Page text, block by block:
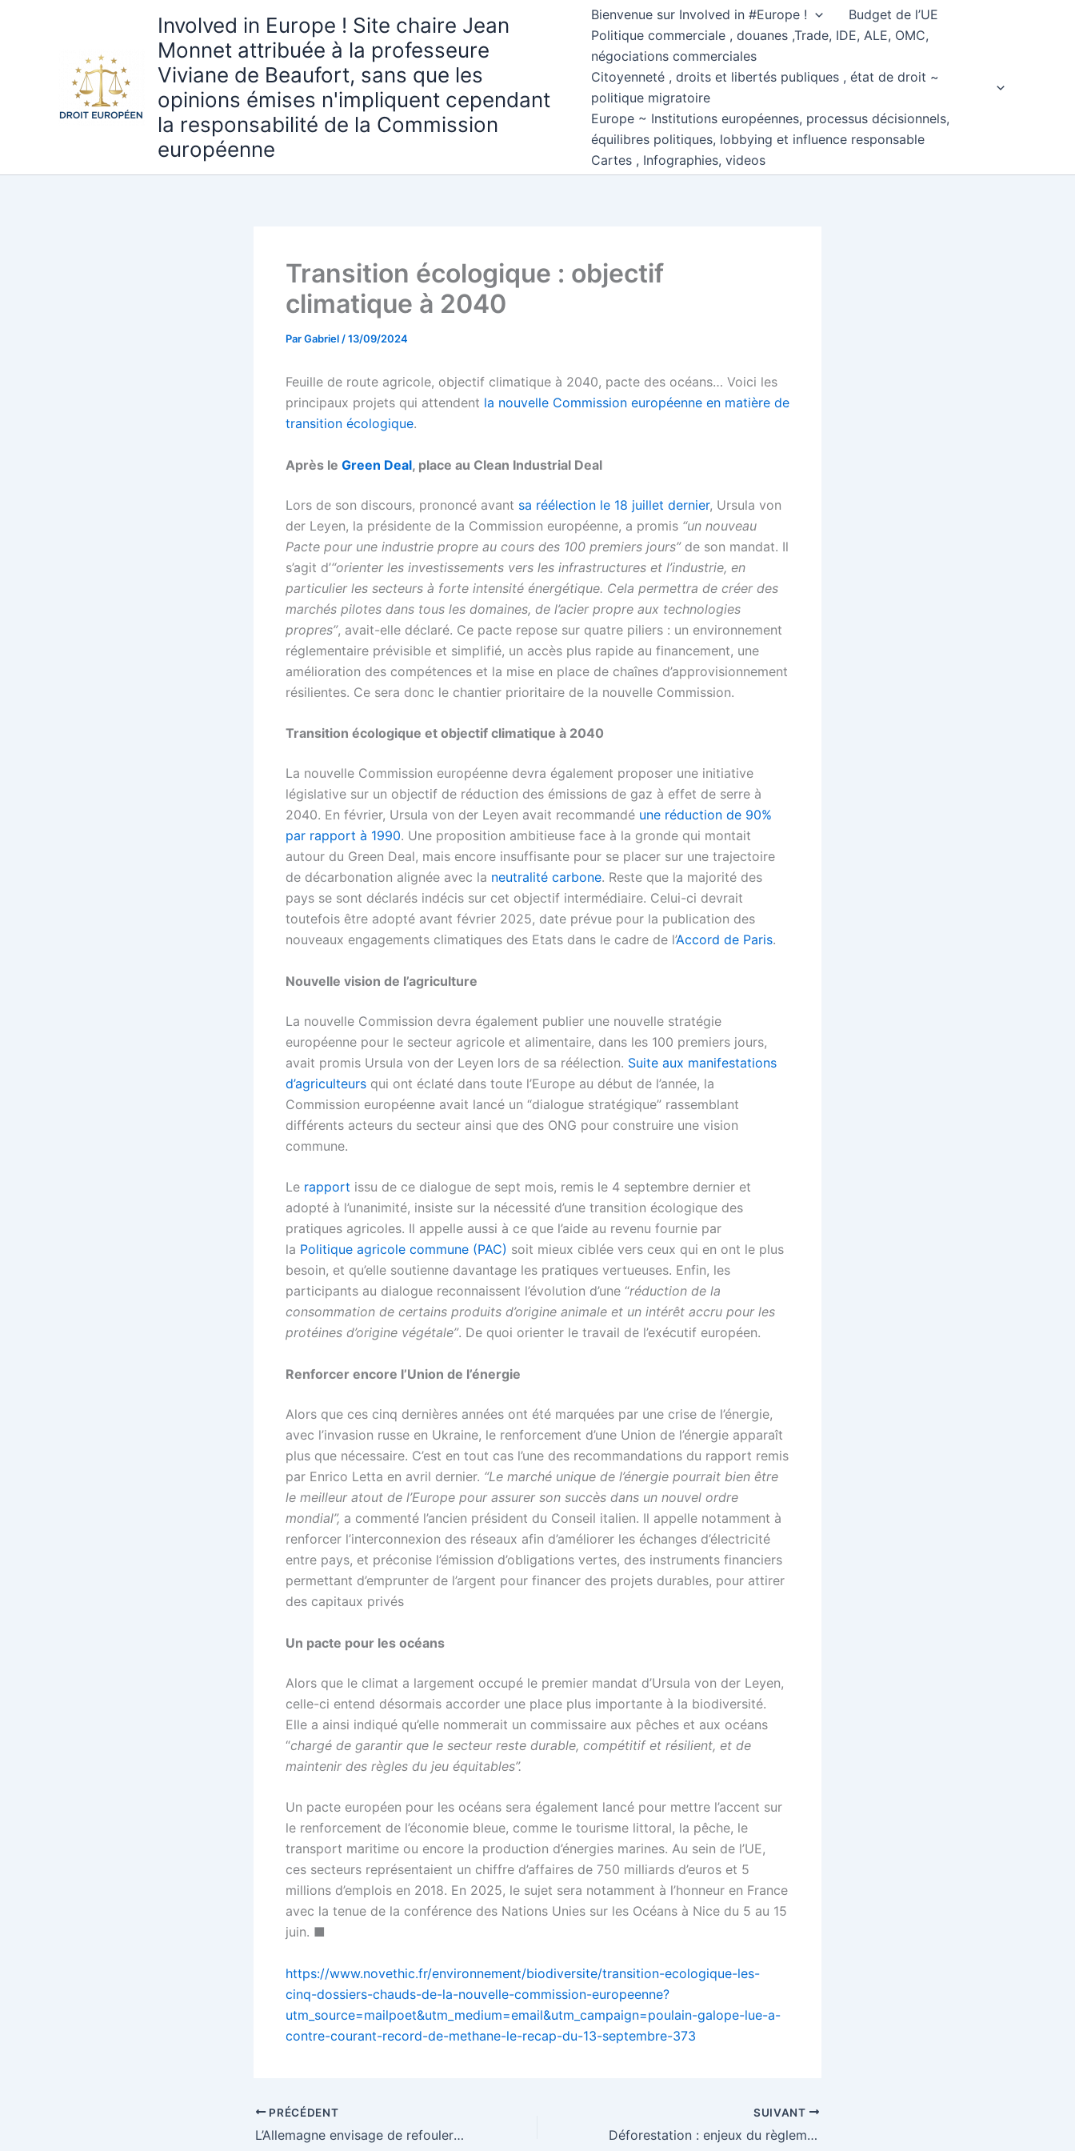
Involved in Europe ! Site chaire Jean
Monnet attribuée à la professeure
Viviane de Beaufort, sans que les
opinions émises n'impliquent cependant
la responsabilité de la Commission
européenne
Bienvenue sur Involved in #Europe !
Budget de l’UE
Politique commerciale , douanes ,Trade, IDE, ALE, OMC,
négociations commerciales
Citoyenneté , droits et libertés publiques , état de droit ~
politique migratoire
Europe ~ Institutions européennes, processus décisionnels,
équilibres politiques, lobbying et influence responsable
Cartes , Infographies, videos
Transition écologique : objectif
climatique à 2040
ParGabriel /13/09/2024
Feuille de route agricole, objectif climatique à 2040, pacte des océans… Voici les
principaux projets qui attendent la nouvelle Commission européenne en matière de
transition écologique.
Après le Green Deal, place au Clean Industrial Deal
Lors de son discours, prononcé avant sa réélection le 18 juillet dernier, Ursula von
der Leyen, la présidente de la Commission européenne, a promis “un nouveau
Pacte pour une industrie propre au cours des 100 premiers jours”de son mandat. Il
s’agit d’“orienter les investissements vers les infrastructures et l’industrie, en
particulier les secteurs à forte intensité énergétique. Cela permettra de créer des
marchés pilotes dans tous les domaines, de l’acier propre aux technologies
propres”, avait-elle déclaré. Ce pacte repose sur quatre piliers : un environnement
réglementaire prévisible et simplifié, un accès plus rapide au financement, une
amélioration des compétences et la mise en place de chaînes d’approvisionnement
résilientes. Ce sera donc le chantier prioritaire de la nouvelle Commission.
Transition écologique et objectif climatique à 2040
La nouvelle Commission européenne devra également proposer une initiative
législative sur un objectif de réduction des émissions de gaz à effet de serre à
2040. En février, Ursula von der Leyen avait recommandé une réduction de 90%
par rapport à 1990. Une proposition ambitieuse face à la gronde qui montait
autour du Green Deal, mais encore insuffisante pour se placer sur une trajectoire
de décarbonation alignée avec la neutralité carbone. Reste que la majorité des
pays se sont déclarés indécis sur cet objectif intermédiaire. Celui-ci devrait
toutefois être adopté avant février 2025, date prévue pour la publication des
nouveaux engagements climatiques des Etats dans le cadre de l’Accord de Paris.
Nouvelle vision de l’agriculture
La nouvelle Commission devra également publier une nouvelle stratégie
européenne pour le secteur agricole et alimentaire, dans les 100 premiers jours,
avait promis Ursula von der Leyen lors de sa réélection. Suite aux manifestations
d’agriculteurs qui ont éclaté dans toute l’Europe au début de l’année, la
Commission européenne avait lancé un “dialogue stratégique” rassemblant
différents acteurs du secteur ainsi que des ONG pour construire une vision
commune.
Le rapport issu de ce dialogue de sept mois, remis le 4 septembre dernier et
adopté à l’unanimité, insiste sur la nécessité d’une transition écologique des
pratiques agricoles. Il appelle aussi à ce que l’aide au revenu fournie par
la Politique agricole commune (PAC) soit mieux ciblée vers ceux qui en ont le plus
besoin, et qu’elle soutienne davantage les pratiques vertueuses. Enfin, les
participants au dialogue reconnaissent l’évolution d’une “réduction de la
consommation de certains produits d’origine animale et un intérêt accru pour les
protéines d’origine végétale”. De quoi orienter le travail de l’exécutif européen.
Renforcer encore l’Union de l’énergie
Alors que ces cinq dernières années ont été marquées par une crise de l’énergie,
avec l’invasion russe en Ukraine, le renforcement d’une Union de l’énergie apparaît
plus que nécessaire. C’est en tout cas l’une des recommandations du rapport remis
par Enrico Letta en avril dernier. “Le marché unique de l’énergie pourrait bien être
le meilleur atout de l’Europe pour assurer son succès dans un nouvel ordre
mondial”, a commenté l’ancien président du Conseil italien. Il appelle notamment à
renforcer l’interconnexion des réseaux afin d’améliorer les échanges d’électricité
entre pays, et préconise l’émission d’obligations vertes, des instruments financiers
permettant d’emprunter de l’argent pour financer des projets durables, pour attirer
des capitaux privés
Un pacte pour les océans
Alors que le climat a largement occupé le premier mandat d’Ursula von der Leyen,
celle-ci entend désormais accorder une place plus importante à la biodiversité.
Elle a ainsi indiqué qu’elle nommerait un commissaire aux pêches et aux océans
“chargé de garantir que le secteur reste durable, compétitif et résilient, et de
maintenir des règles du jeu équitables”.
Un pacte européen pour les océans sera également lancé pour mettre l’accent sur
le renforcement de l’économie bleue, comme le tourisme littoral, la pêche, le
transport maritime ou encore la production d’énergies marines. Au sein de l’UE,
ces secteurs représentaient un chiffre d’affaires de 750 milliards d’euros et 5
millions d’emplois en 2018. En 2025, le sujet sera notamment à l’honneur en France
avec la tenue de la conférence des Nations Unies sur les Océans à Nice du 5 au 15
juin. ■
https://www.novethic.fr/environnement/biodiversite/transition-ecologique-les-
cinq-dossiers-chauds-de-la-nouvelle-commission-europeenne?
utm_source=mailpoet&utm_medium=email&utm_campaign=poulain-galope-lue-a-
contre-courant-record-de-methane-le-recap-du-13-septembre-373
PRÉCÉDENT
L’Allemagne envisage de refouler les exilés en situation irrégulière
SUIVANT
Déforestation : enjeux du règlement européen